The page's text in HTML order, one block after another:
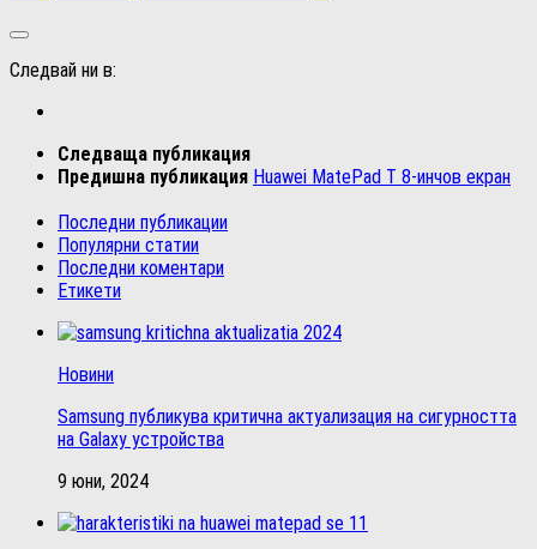
Следвай ни в:
Следваща публикация
Предишна публикация Huawei MatePad T 8-инчов екран
Последни публикации
Популярни статии
Последни коментари
Етикети
Новини
Samsung публикува критична актуализация на сигурността
на Galaxy устройства
9 юни, 2024